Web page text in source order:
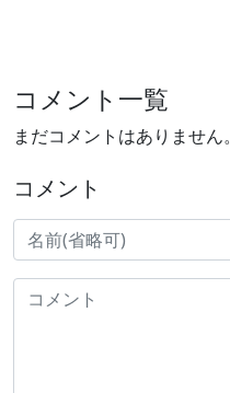
コメント一覧
まだコメントはありません。
コメント